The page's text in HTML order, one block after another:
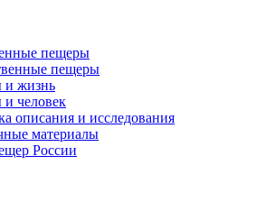
пещеры
пещеры
жизнь
человек
описания и исследования
материалы
России